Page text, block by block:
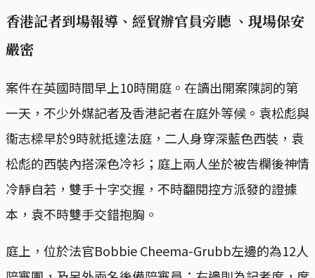
香港記者到場報導、經貿辦官員旁聽 、現場保安
嚴密
案件在英國時間早上10時開庭。在讀出開案陳詞的第
一天，不少外媒記者及香港記者在庭外等候。袁松彪與
衞志樑早於9時就抵達法庭，二人身穿深藍色西裝，袁
松彪的西裝內搭深色冷衫；庭上兩人坐於被告欄後神情
冷靜自若，雙手十字交握，不時翻閱控方派發的證據
本，袁不時雙手交錯抱胸。
庭上，位於法官Bobbie Cheema-Grubb左邊的為12人